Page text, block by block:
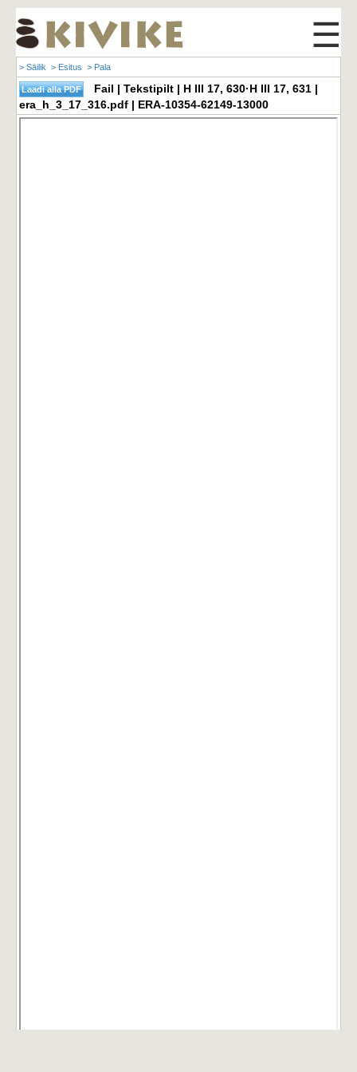
☰
> Säilik > Esitus > Pala
Fail | Tekstipilt | H III 17, 630·H III 17, 631 |
era_h_3_17_316.pdf | ERA-10354-62149-13000